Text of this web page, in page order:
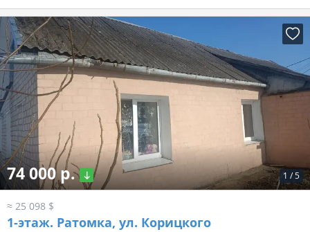
1 /5
74 000 р.
≈ 25 098 $
1-этаж. Ратомка, ул. Корицкого